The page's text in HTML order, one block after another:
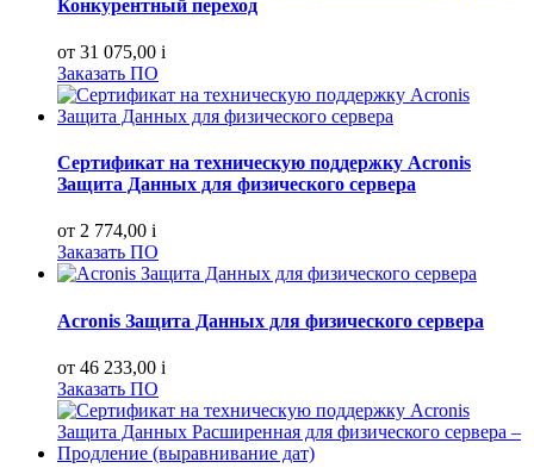
Конкурентный переход
от 31 075,00 i
Заказать ПО
Сертификат на техническую поддержку Acronis
Защита Данных для физического сервера
от 2 774,00 i
Заказать ПО
Acronis Защита Данных для физического сервера
от 46 233,00 i
Заказать ПО